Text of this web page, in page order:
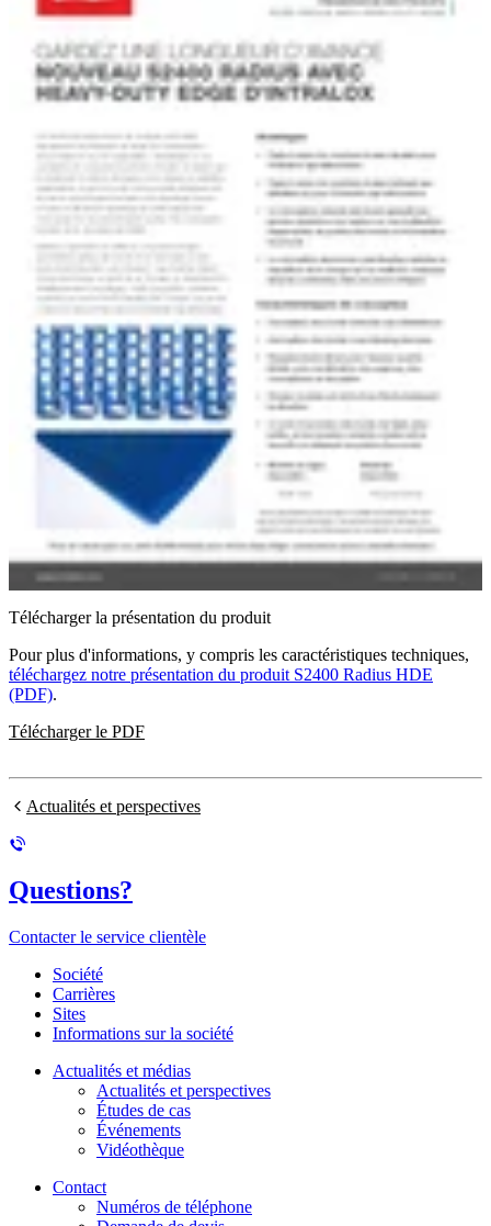
Télécharger la présentation du produit
Pour plus d'informations, y compris les caractéristiques techniques,
téléchargez notre présentation du produit S2400 Radius HDE
(PDF).
Télécharger le PDF
Actualités et perspectives
Questions?
Contacter le service clientèle
Société
Carrières
Sites
Informations sur la société
Actualités et médias
Actualités et perspectives
Études de cas
Événements
Vidéothèque
Contact
Numéros de téléphone